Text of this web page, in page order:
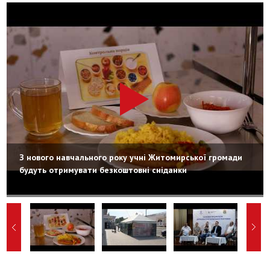
З нового навчального року учні Житомирської громади
будуть отримувати безкоштовні сніданки